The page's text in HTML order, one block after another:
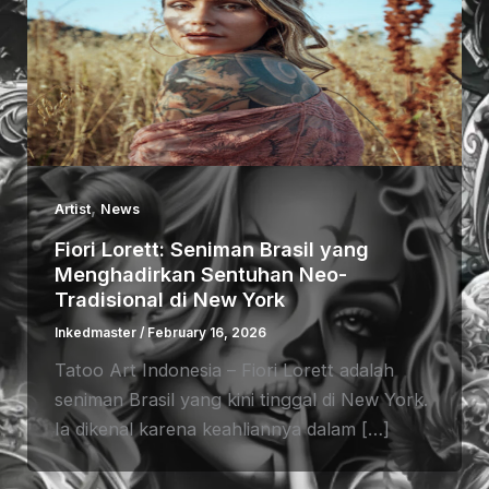
Artist, News
Fiori Lorett: Seniman Brasil yang
Menghadirkan Sentuhan Neo-
Tradisional di New York
Inkedmaster / February 16, 2026
Tatoo Art Indonesia – Fiori Lorett adalah
seniman Brasil yang kini tinggal di New York.
Ia dikenal karena keahliannya dalam […]